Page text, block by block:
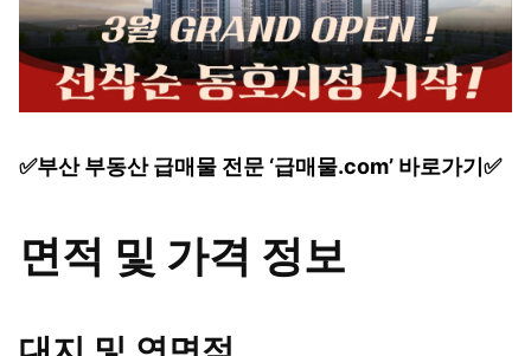
✅부산 부동산 급매물 전문 ‘급매물.com’ 바로가기✅
면적 및 가격 정보